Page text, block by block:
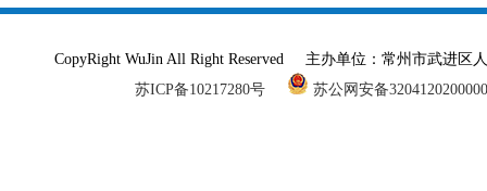
CopyRight WuJin All Right Reserved 主办单位：常州市武进
苏ICP备10217280号
苏公网安备